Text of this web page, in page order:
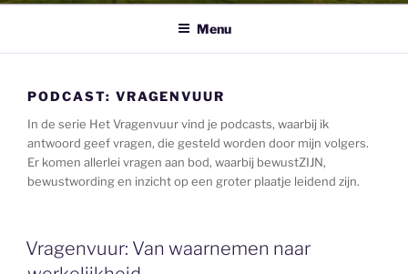
Menu
PODCAST: VRAGENVUUR
In de serie Het Vragenvuur vind je podcasts, waarbij ik
antwoord geef vragen, die gesteld worden door mijn volgers.
Er komen allerlei vragen aan bod, waarbij bewustZIJN,
bewustwording en inzicht op een groter plaatje leidend zijn.
Vragenvuur: Van waarnemen naar